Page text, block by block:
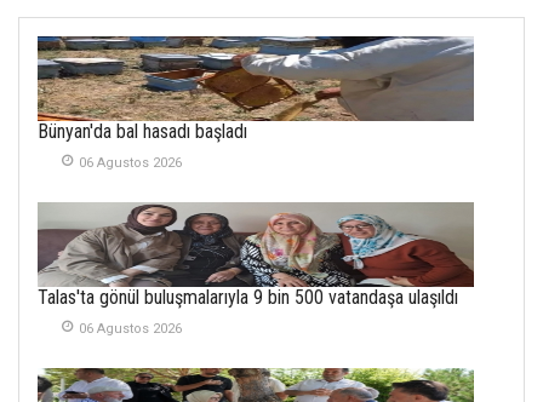
SOFRADA AYRIMCILIK
VAR
26 Subat 2026
METİN ERTEM
21 Haziran 2026
SEMRA ŞAHİN
KENDİNE UYANMAK
Merve Şimşek
Bünyan'da bal hasadı başladı
06 Agustos 2026
Talas'ta gönül buluşmalarıyla 9 bin 500 vatandaşa ulaşıldı
06 Agustos 2026